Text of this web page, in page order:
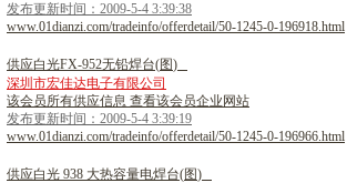
发布更新时间：2009-5-4 3:39:38
www.01dianzi.com/tradeinfo/offerdetail/50-1245-0-196918.html
供应白光FX-952无铅焊台(图)
深圳市宏佳达电子有限公司
该会员所有供应信息 查看该会员企业网站
发布更新时间：2009-5-4 3:39:19
www.01dianzi.com/tradeinfo/offerdetail/50-1245-0-196966.html
供应白光 938 大热容量电焊台(图)